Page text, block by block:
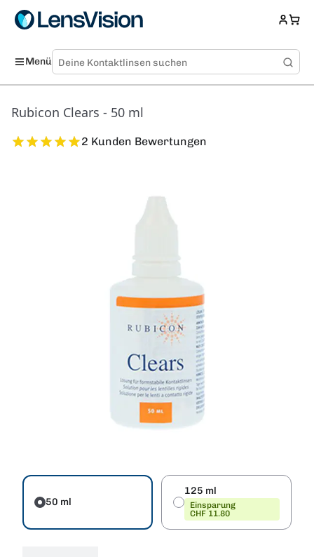
Menü
Rubicon Clears - 50 ml
2 Kunden Bewertungen
50 ml
125 ml
Einsparung
CHF 11.80